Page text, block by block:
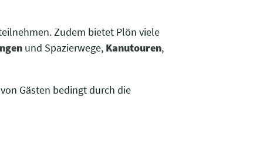
Zudem bietet Plön viele
und Spazierwege, Kanutouren,
Gästen bedingt durch die